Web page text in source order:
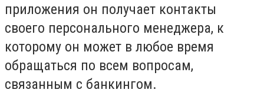
приложения он получает контакты
своего персонального менеджера, к
которому он может в любое время
обращаться по всем вопросам,
связанным с банкингом.